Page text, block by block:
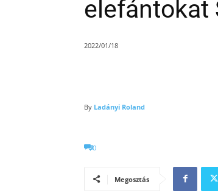
elefántokat
2022/01/18
By Ladányi Roland
0
Megosztás